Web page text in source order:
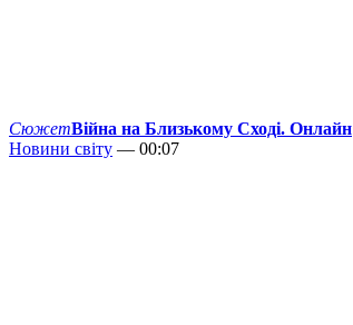
СюжетВійна на Близькому Сході. Онлайн
Новини світу — 00:07